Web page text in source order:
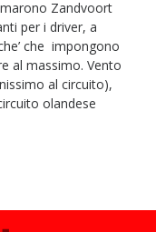
Zandvoort
per i driver, a
che impongono
al massimo. Vento
al circuito),
olandese